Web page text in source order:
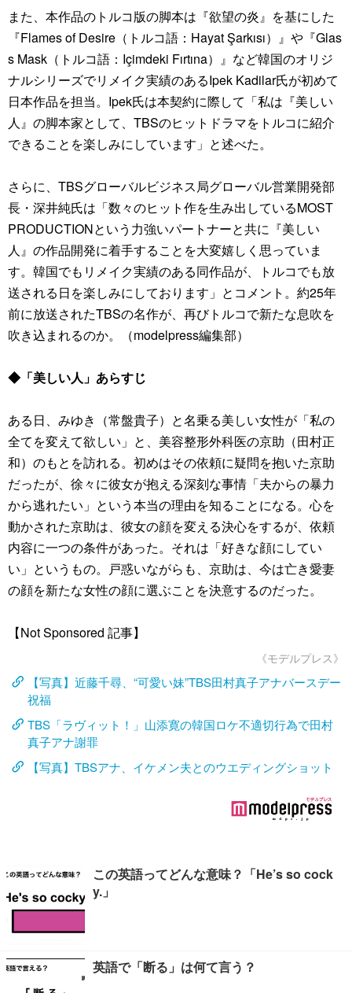
また、本作品のトルコ版の脚本は『欲望の炎』を基にした
『Flames of Desire（トルコ語：Hayat Şarkısı）』や『Glas
s Mask（トルコ語：Içimdeki Fırtına）』など韓国のオリジ
ナルシリーズでリメイク実績のあるIpek Kadilar氏が初めて
日本作品を担当。Ipek氏は本契約に際して「私は『美しい
人』の脚本家として、TBSのヒットドラマをトルコに紹介
できることを楽しみにしています」と述べた。
さらに、TBSグローバルビジネス局グローバル営業開発部
長・深井純氏は「数々のヒット作を生み出しているMOST
PRODUCTIONという力強いパートナーと共に『美しい
人』の作品開発に着手することを大変嬉しく思っていま
す。韓国でもリメイク実績のある同作品が、トルコでも放
送される日を楽しみにしております」とコメント。約25年
前に放送されたTBSの名作が、再びトルコで新たな息吹を
吹き込まれるのか。（modelpress編集部）
◆「美しい人」あらすじ
ある日、みゆき（常盤貴子）と名乗る美しい女性が「私の
全てを変えて欲しい」と、美容整形外科医の京助（田村正
和）のもとを訪れる。初めはその依頼に疑問を抱いた京助
だったが、徐々に彼女が抱える深刻な事情「夫からの暴力
から逃れたい」という本当の理由を知ることになる。心を
動かされた京助は、彼女の顔を変える決心をするが、依頼
内容に一つの条件があった。それは「好きな顔にしてい
い」というもの。戸惑いながらも、京助は、今は亡き愛妻
の顔を新たな女性の顔に選ぶことを決意するのだった。
【Not Sponsored 記事】
《モデルプレス》
【写真】近藤千尋、“可愛い妹”TBS田村真子アナバースデー
祝福
TBS「ラヴィット！」山添寛の韓国ロケ不適切行為で田村
真子アナ謝罪
【写真】TBSアナ、イケメン夫とのウエディングショット
この英語ってどんな意味？「He’s so cock
y.」
英語で「断る」は何て言う？